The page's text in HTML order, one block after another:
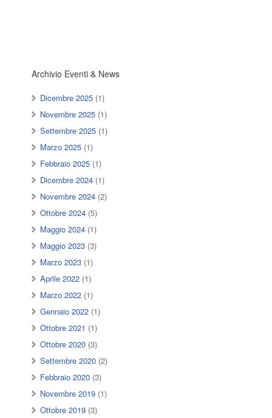
Archivio Eventi & News
Dicembre 2025 (1)
Novembre 2025 (1)
Settembre 2025 (1)
Marzo 2025 (1)
Febbraio 2025 (1)
Dicembre 2024 (1)
Novembre 2024 (2)
Ottobre 2024 (5)
Maggio 2024 (1)
Maggio 2023 (3)
Marzo 2023 (1)
Aprile 2022 (1)
Marzo 2022 (1)
Gennaio 2022 (1)
Ottobre 2021 (1)
Ottobre 2020 (3)
Settembre 2020 (2)
Febbraio 2020 (3)
Novembre 2019 (1)
Ottobre 2019 (3)